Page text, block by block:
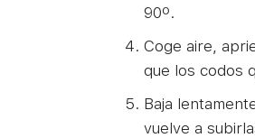
90º.
Coge aire,
que los codos
Baja
vuelve a